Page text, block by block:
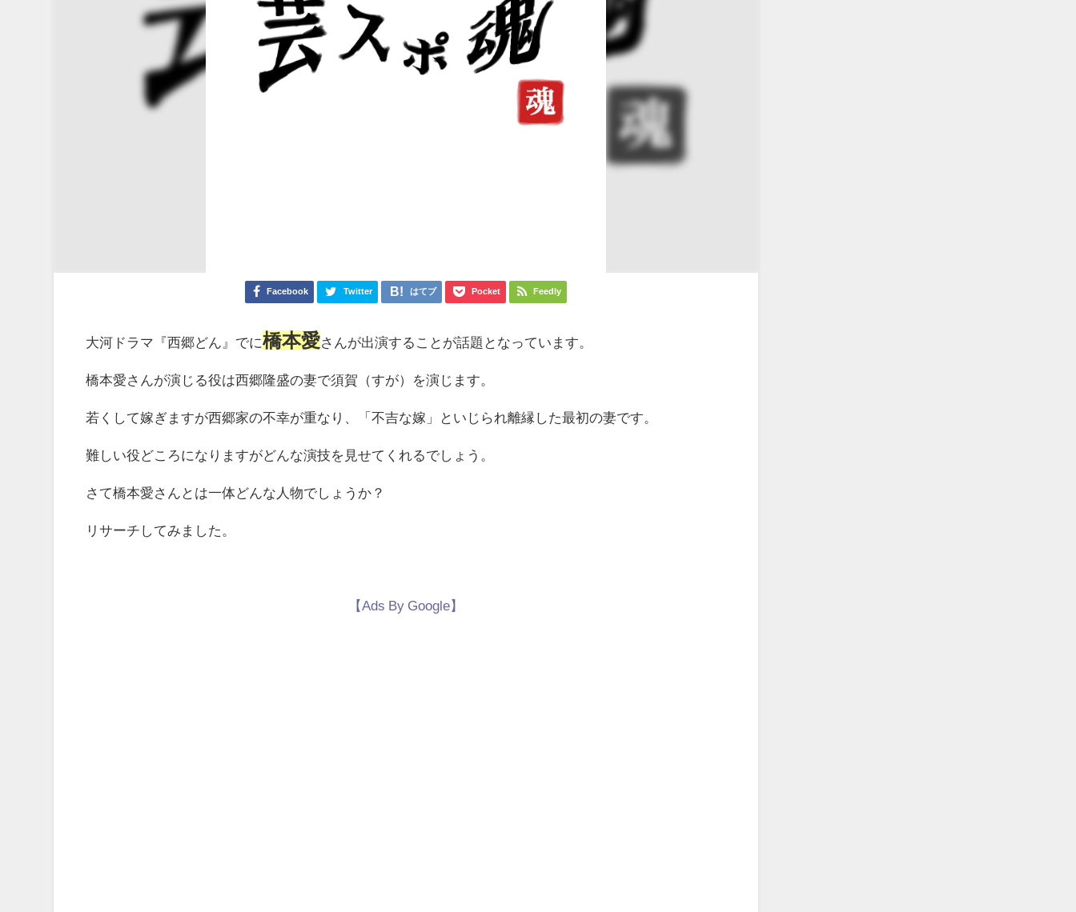
Facebook Twitter はてブ Pocket Feedly
大河ドラマ『西郷どん』でに橋本愛さんが出演することが話題となっています。
橋本愛さんが演じる役は西郷隆盛の妻で須賀（すが）を演じます。
若くして嫁ぎますが西郷家の不幸が重なり、「不吉な嫁」といじられ離縁した最初の妻です。
難しい役どころになりますがどんな演技を見せてくれるでしょう。
さて橋本愛さんとは一体どんな人物でしょうか？
リサーチしてみました。
【Ads By Google】